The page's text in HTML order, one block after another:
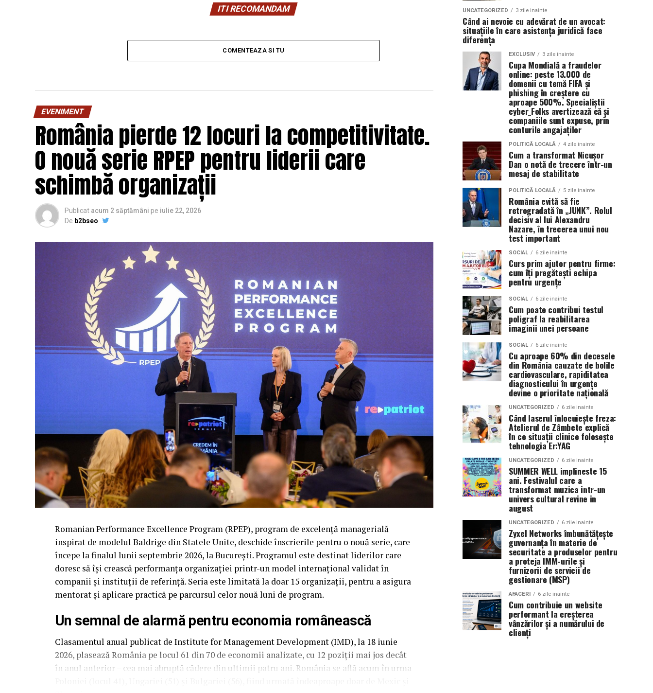
ITI RECOMANDAM
COMENTEAZA SI TU
EVENIMENT
România pierde 12 locuri la competitivitate.
O nouă serie RPEP pentru liderii care
schimbă organizații
Publicat acum 2 săptămâni pe iulie 22, 2026
De b2bseo
Romanian Performance Excellence Program (RPEP), program de excelență managerială
inspirat de modelul Baldrige din Statele Unite, deschide înscrierile pentru o nouă serie, care
începe la finalul lunii septembrie 2026, la București. Programul este destinat liderilor care
doresc să își crească performanța organizației printr-un model internațional validat în
companii și instituții de referință. Seria este limitată la doar 15 organizații, pentru a asigura
mentorat și aplicare practică pe parcursul celor nouă luni de program.
Un semnal de alarmă pentru economia românească
Clasamentul anual publicat de Institute for Management Development (IMD), la 18 iunie
2026, plasează România pe locul 61 din 70 de economii analizate, cu 12 poziții mai jos decât
în anul anterior – cea mai abruptă cădere din ultimii patru ani. România se află acum în urma
UNCATEGORIZED 3 zile inainte
Când ai nevoie cu adevărat de un avocat:
situațiile în care asistența juridică face
diferența
EXCLUSIV 3 zile inainte
Cupa Mondială a fraudelor
online: peste 13.000 de
domenii cu temă FIFA și
phishing în creștere cu
aproape 500%. Specialiștii
cyber_Folks avertizează că și
companiile sunt expuse, prin
conturile angajaților
POLITICĂ LOCALĂ 4 zile inainte
Cum a transformat Nicușor
Dan o notă de trecere într-un
mesaj de stabilitate
POLITICĂ LOCALĂ 5 zile inainte
România evită să fie
retrogradată în „JUNK”. Rolul
decisiv al lui Alexandru
Nazare, în trecerea unui nou
test important
SOCIAL 6 zile inainte
Curs prim ajutor pentru firme:
cum îți pregătești echipa
pentru urgențe
SOCIAL 6 zile inainte
Cum poate contribui testul
poligraf la reabilitarea
imaginii unei persoane
SOCIAL 6 zile inainte
Cu aproape 60% din decesele
din România cauzate de bolile
cardiovasculare, rapiditatea
diagnosticului în urgențe
devine o prioritate națională
UNCATEGORIZED 6 zile inainte
Când laserul înlocuiește freza:
Atelierul de Zâmbete explică
în ce situații clinice folosește
tehnologia Er:YAG
UNCATEGORIZED 6 zile inainte
SUMMER WELL implineste 15
ani. Festivalul care a
transformat muzica intr-un
univers cultural revine in
august
UNCATEGORIZED 6 zile inainte
Zyxel Networks îmbunătățește
guvernanța în materie de
securitate a produselor pentru
a proteja IMM-urile și
furnizorii de servicii de
gestionare (MSP)
AFACERI 6 zile inainte
Cum contribuie un website
performant la creșterea
vânzărilor și a numărului de
clienți